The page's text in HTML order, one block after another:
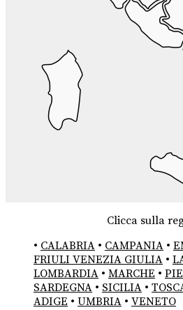
Clicca sulla
• CALABRIA • CAMPANIA •
FRIULI VENEZIA GIULIA •
LOMBARDIA • MARCHE •
SARDEGNA • SICILIA •
ADIGE • UMBRIA • VENETO